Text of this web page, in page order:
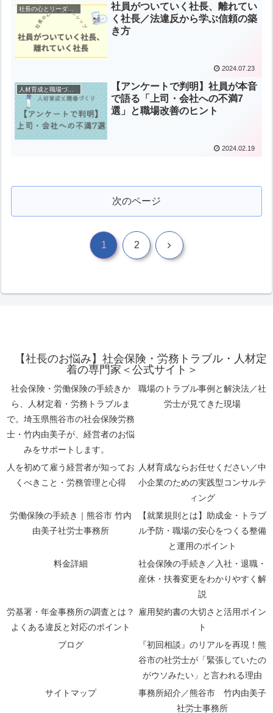
社長の心とリーダーシップ
社員がついていく社長、離れてい
く社長／法違反から学ぶ信頼の築
き方
2024.07.23
人材育成と職場づくり
【アンケートで判明】社員が本音
で語る「上司・会社への不満7
選」と職場改善のヒント
2024.02.19
次のページ
1 2 次
【社長のお悩み】社会保険・労務トラブル・人材定
着の専門家＜公式サイト＞
社会保険・労働保険の手続きか
ら、人材定着・労務トラブルま
で。埼玉県熊谷市の社会保険労務
士・竹内由美子が、経営者のお悩
みをサポートします。
職場のトラブル事例と解決法／社
労士が見てきた現場
人を初めて雇う経営者が知ってお
くべきこと・労務管理と心得
人材育成ならお任せください／中
小企業のための実践型コンサルテ
ィング
労働保険の手続き｜熊谷市 竹内
由美子社労士事務所
【就業規則とは】助成金・トラブ
ル予防・職場の安心をつくる整備
と運用のポイント
料金詳細
社会保険の手続き／入社・退職・
産休・扶養変更をわかりやすく解
説
労基署・年金事務所の調査とは？
よくある違反と対応のポイント
雇用契約書の大切さと活用ポイン
ト
ブログ
『初回相談』のリアルを再現！熊
谷市の社労士が「緊張していたの
がウソみたい」と言われる理由
サイトマップ
事務所紹介／熊谷市 竹内由美子
社労士事務所